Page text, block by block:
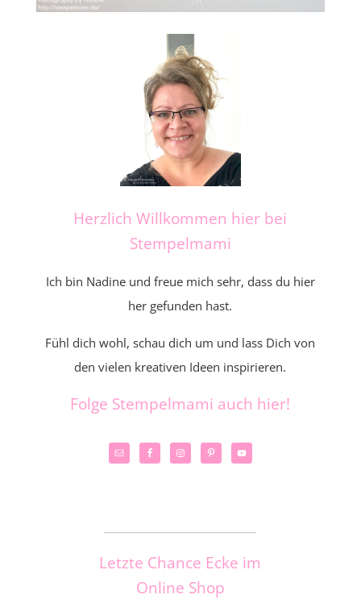
Herzlich Willkommen hier bei
Stempelmami
Ich bin Nadine und freue mich sehr, dass du hier
her gefunden hast.
Fühl dich wohl, schau dich um und lass Dich von
den vielen kreativen Ideen inspirieren.
Folge Stempelmami auch hier!
Letzte Chance Ecke im
Online Shop